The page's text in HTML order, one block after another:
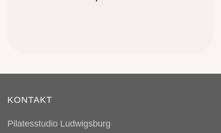
KONTAKT
Pilatesstudio Ludwigsburg